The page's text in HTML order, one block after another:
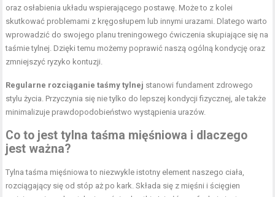
oraz osłabienia układu wspierającego postawę. Może to z kolei
skutkować problemami z kręgosłupem lub innymi urazami. Dlatego warto
wprowadzić do swojego planu treningowego ćwiczenia skupiające się na
taśmie tylnej. Dzięki temu możemy poprawić naszą ogólną kondycję oraz
zmniejszyć ryzyko kontuzji.
Regularne rozciąganie taśmy tylnej stanowi fundament zdrowego
stylu życia. Przyczynia się nie tylko do lepszej kondycji fizycznej, ale także
minimalizuje prawdopodobieństwo wystąpienia urazów.
Co to jest tylna taśma mięśniowa i dlaczego
jest ważna?
Tylna taśma mięśniowa to niezwykle istotny element naszego ciała,
rozciągający się od stóp aż po kark. Składa się z mięśni i ścięgien